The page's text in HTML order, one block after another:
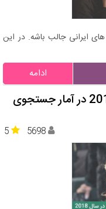
ایرانی جالب باشه. در این
ادامه
محبوب ترین ستاره های زن 2018 در آمار جستجوی
5 5698